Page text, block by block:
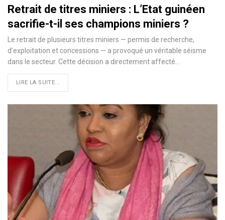
Retrait de titres miniers : L’Etat guinéen
sacrifie-t-il ses champions miniers ?
Le retrait de plusieurs titres miniers — permis de recherche,
d’exploitation et concessions — a provoqué un véritable séisme
dans le secteur. Cette décision a directement affecté…
LIRE LA SUITE...